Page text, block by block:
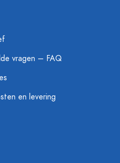
vragen – FAQ
en levering